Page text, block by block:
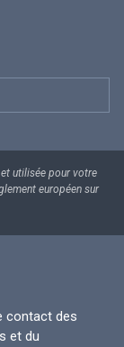
utilisée pour votre
européen sur
contact des
et du